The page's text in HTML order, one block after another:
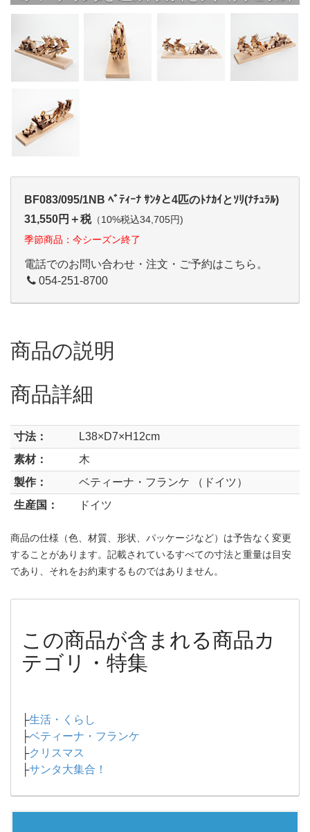
BF083/095/1NB ﾍﾞﾃｨｰﾅ ｻﾝﾀと4匹のﾄﾅｶｲとｿﾘ(ﾅﾁｭﾗﾙ)
31,550円＋税（10%税込34,705円)
季節商品：今シーズン終了
電話でのお問い合わせ・注文・ご予約はこちら。
054-251-8700
商品の説明
商品詳細
寸法：
L38×D7×H12cm
素材：
木
製作：
ベティーナ・フランケ （ドイツ）
生産国：
ドイツ
商品の仕様（色、材質、形状、パッケージなど）は予告なく変更
することがあります。記載されているすべての寸法と重量は目安
であり、それをお約束するものではありません。
この商品が含まれる商品カ
テゴリ・特集
├生活・くらし
├ベティーナ・フランケ
├クリスマス
├サンタ大集合！